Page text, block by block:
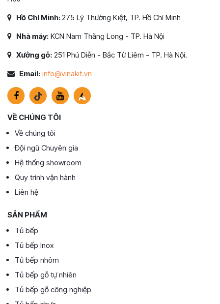
Hồ Chí Minh:275 Lý Thường Kiệt, TP. Hồ Chí Minh
Nhà máy: KCN Nam Thăng Long - TP. Hà Nội
Xưởng gỗ: 251 Phú Diễn - Bắc Từ Liêm - TP. Hà Nội.
Email: info@vinakit.vn
VỀ CHÚNG TÔI
Về chúng tôi
Đội ngũ Chuyên gia
Hệ thống showroom
Quy trình vận hành
Liên hệ
SẢN PHẨM
Tủ bếp
Tủ bếp Inox
Tủ bếp nhôm
Tủ bếp gỗ tự nhiên
Tủ bếp gỗ công nghiệp